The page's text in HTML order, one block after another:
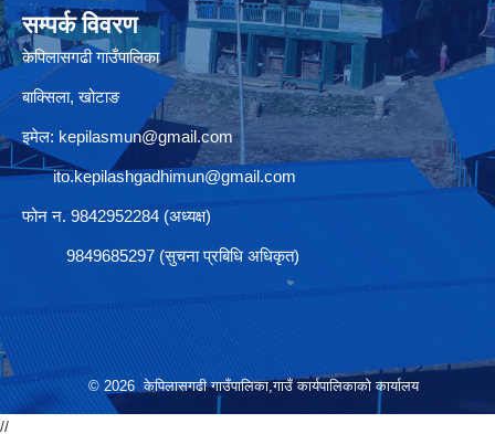
सम्पर्क विवरण
केपिलासगढी गाउँपालिका
बाक्सिला, खोटाङ
इमेल: kepilasmun@gmail.com
ito.kepilashgadhimun@gmail.com
फोन न. 9842952284 (अध्यक्ष)
9849685297 (सुचना प्रबिधि अधिकृत)
© 2026 केपिलासगढी गाउँपालिका,गाउँ कार्यपालिकाको कार्यालय
//